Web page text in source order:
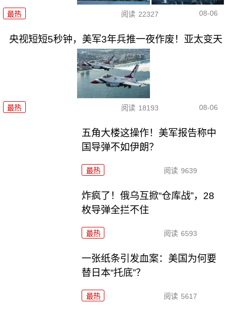
最热 阅读 22327 08-06
央视短短5秒钟，美军3年兵推一夜作废！亚太变天
最热 阅读 18193 08-06
五角大楼这操作！美军报告称中
国导弹不如伊朗？
最热 阅读 9639
炸疯了！俄乌互掀“仓库战”，28
枚导弹全拦不住
最热 阅读 6593
一张纸条引发血案：美国为何要
替日本“托底”？
最热 阅读 5617